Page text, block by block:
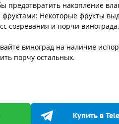
предотвратить накопление
фруктами: Некоторые фрукты
созревания и порчи
виноград на наличие
порчу остальных.
Купить в